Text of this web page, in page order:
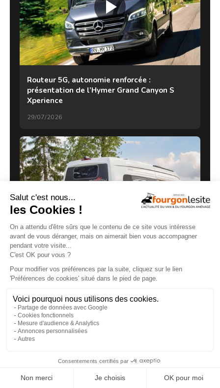
Routeur 5G, autonomie renforcée :
présentation de l’Hymer Grand Canyon S
Xperience
29/07/2026
Malibu Genius : un fourgon Mercedes qui ne
ressemble à aucun autre
27/07/2026